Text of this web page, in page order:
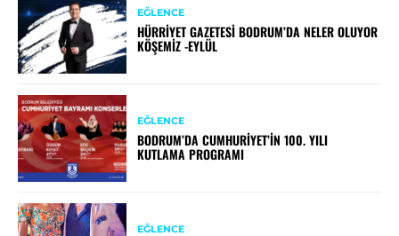
EĞLENCE
HÜRRIYET GAZETESI BODRUM’DA NELER OLUYOR
KÖŞEMIZ -EYLÜL
EĞLENCE
BODRUM’DA CUMHURIYET’IN 100. YILI
KUTLAMA PROGRAMI
EĞLENCE